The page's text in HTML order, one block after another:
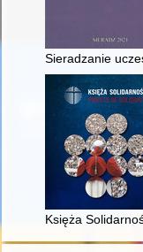
Sieradzanie
Księża